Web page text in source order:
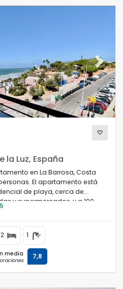
Next
la Luz, España
en La Barrosa, Costa
El apartamento está
de playa, cerca de
y supermercados, y a 100
2 1
media 7,8